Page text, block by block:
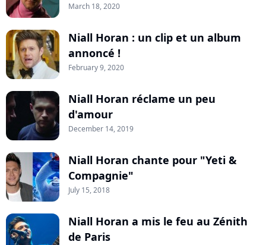
March 18, 2020
Niall Horan : un clip et un album
annoncé !
February 9, 2020
Niall Horan réclame un peu
d'amour
December 14, 2019
Niall Horan chante pour "Yeti &
Compagnie"
July 15, 2018
Niall Horan a mis le feu au Zénith
de Paris